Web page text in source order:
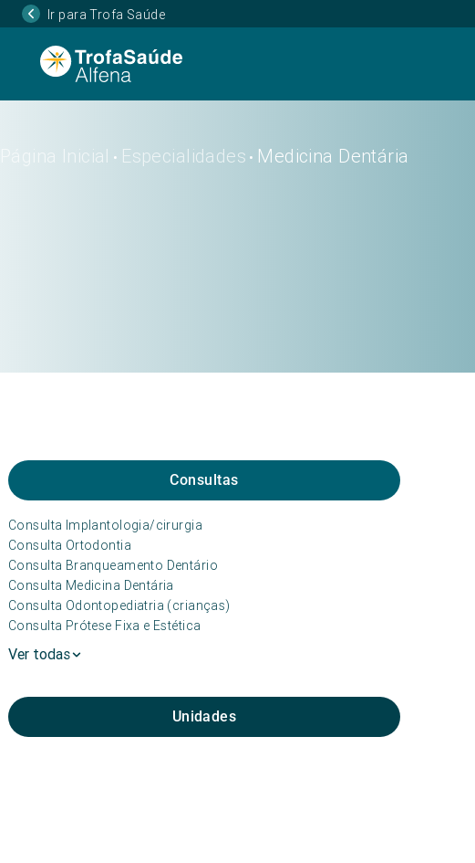
Ir para Trofa Saúde
Página Inicial • Especialidades • Medicina Dentária
Consultas
Consulta Implantologia/cirurgia
Consulta Ortodontia
Consulta Branqueamento Dentário
Consulta Medicina Dentária
Consulta Odontopediatria (crianças)
Consulta Prótese Fixa e Estética
Ver todas
Unidades